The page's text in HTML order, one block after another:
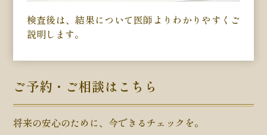
検査後は、結果について医師よりわかりやすくご
説明します。
ご予約・ご相談はこちら
将来の安心のために、今できるチェックを。